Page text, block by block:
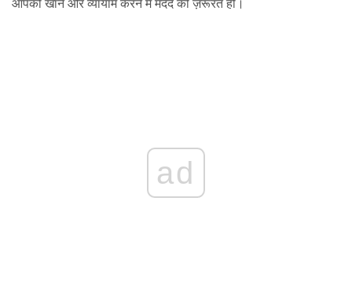
आपको खाने और व्यायाम करने में मदद की ज़रूरत हो।
ad